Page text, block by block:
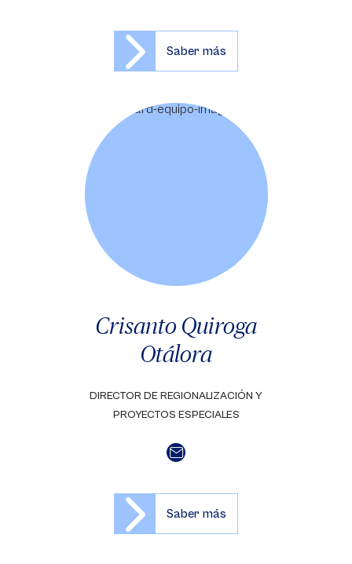
Saber más
Crisanto Quiroga
Otálora
DIRECTOR DE REGIONALIZACIÓN Y
PROYECTOS ESPECIALES
Saber más